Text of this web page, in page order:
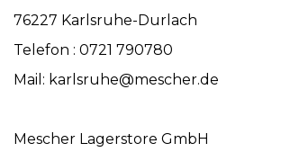
76227 Karlsruhe-Durlach
Telefon : 0721 790780
Mail: karlsruhe@mescher.de
Mescher Lagerstore GmbH